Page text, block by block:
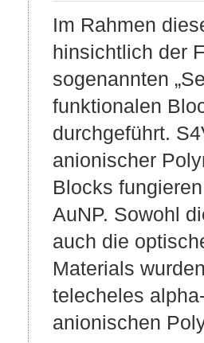
Im Rahmen
hinsichtlich der
sogenannten
funktionalen
durchgeführt.
anionischer
Blocks
AuNP. Sowohl
auch die
Materials
telecheles
anionischen